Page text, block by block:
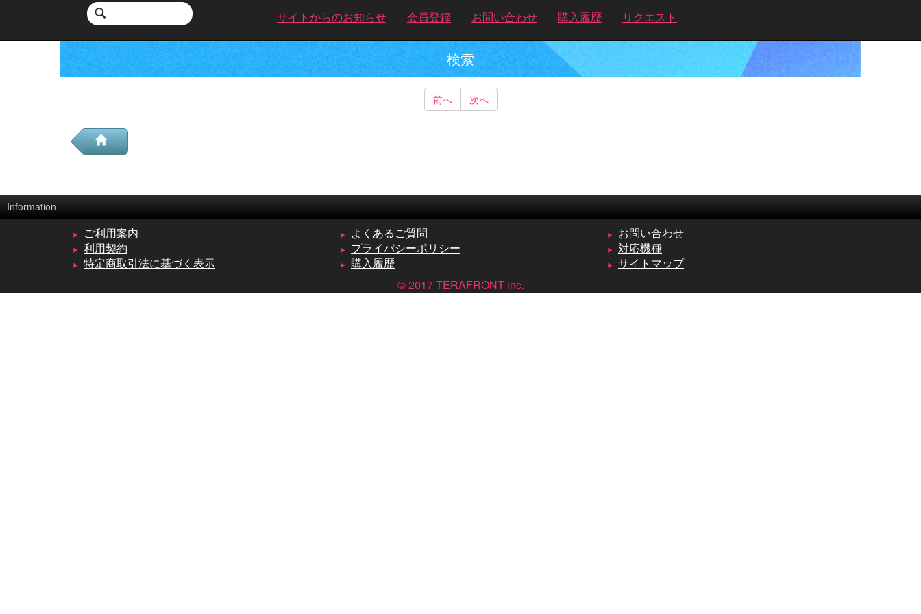
サイトからのお知らせ 会員登録 お問い合わせ 購入履歴 リクエスト
検索
前へ 次へ
Information
ご利用案内 よくあるご質問
お問い合わせ
利用契約
プライバシーポリシー
対応機種
特定商取引法に基づく表示
購入履歴
サイトマップ
© 2017 TERAFRONT inc.